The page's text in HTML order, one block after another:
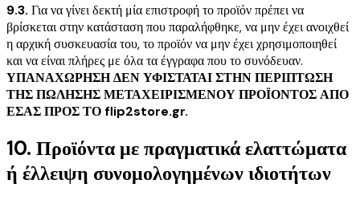
9.3. Για να γίνει δεκτή μία επιστροφή το προϊόν πρέπει να
βρίσκεται στην κατάσταση που παραλήφθηκε, να μην έχει ανοιχθεί
η αρχική συσκευασία του, το προϊόν να μην έχει χρησιμοποιηθεί
και να είναι πλήρες με όλα τα έγγραφα που το συνόδευαν.
ΥΠΑΝΑΧΩΡΗΣΗ ΔΕΝ ΥΦΙΣΤΑΤΑΙ ΣΤΗΝ ΠΕΡΙΠΤΩΣΗ
ΤΗΣ ΠΩΛΗΣΗΣ ΜΕΤΑΧΕΙΡΙΣΜΕΝΟΥ ΠΡΟΪΟΝΤΟΣ ΑΠΟ
ΕΣΑΣ ΠΡΟΣ ΤΟ flip2store.gr.
10. Προϊόντα με πραγματικά ελαττώματα
ή έλλειψη συνομολογημένων ιδιοτήτων